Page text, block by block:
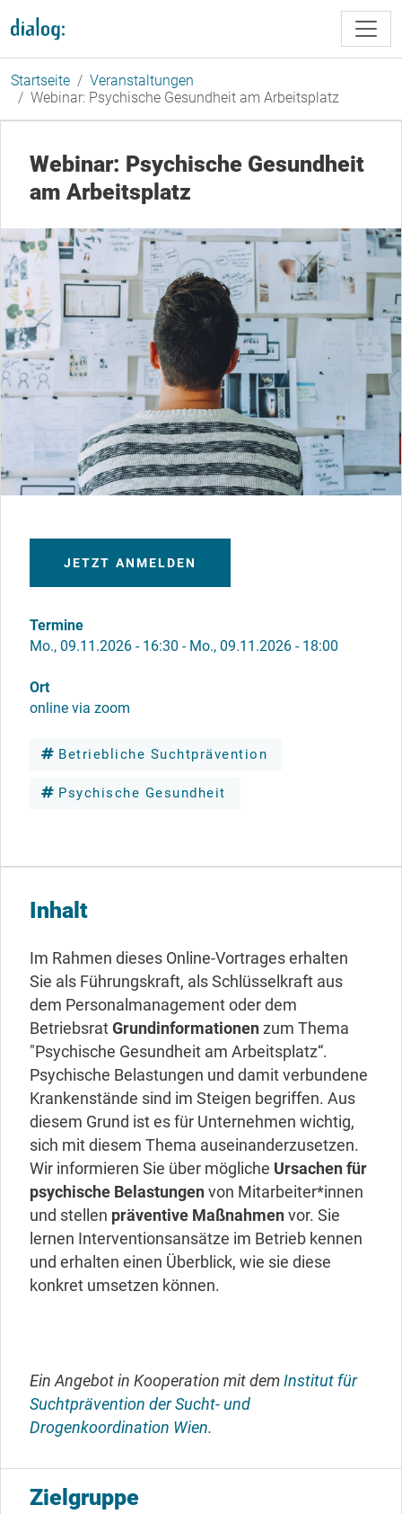
Startseite
Veranstaltungen
Webinar: Psychische Gesundheit am Arbeitsplatz
Webinar: Psychische Gesundheit
am Arbeitsplatz
JETZT ANMELDEN
Termine
Mo., 09.11.2026 - 16:30 - Mo., 09.11.2026 - 18:00
Ort
online via zoom
Betriebliche Suchtprävention
Psychische Gesundheit
Inhalt
Im Rahmen dieses Online-Vortrages erhalten
Sie als Führungskraft, als Schlüsselkraft aus
dem Personalmanagement oder dem
BetriebsratGrundinformationenzum Thema
"Psychische Gesundheit am Arbeitsplatz“.
Psychische Belastungen und damit verbundene
Krankenstände sind im Steigen begriffen. Aus
diesem Grund ist es für Unternehmen wichtig,
sich mit diesem Thema auseinanderzusetzen.
Wir informieren Sie über mögliche Ursachen für
psychische Belastungenvon Mitarbeiter*innen
und stellen präventive Maßnahmenvor. Sie
lernen Interventionsansätze im Betrieb kennen
und erhalten einen Überblick, wie sie diese
konkret umsetzen können.
Ein Angebot in Kooperation mit demInstitut für
Suchtprävention der Sucht- und
Drogenkoordination Wien.
Zielgruppe